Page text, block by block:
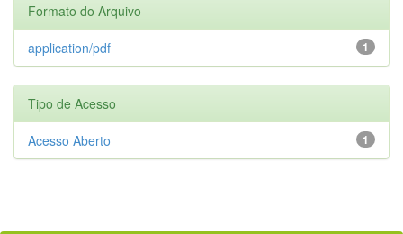
Formato do Arquivo
1
application/pdf
Tipo de Acesso
1
Acesso Aberto